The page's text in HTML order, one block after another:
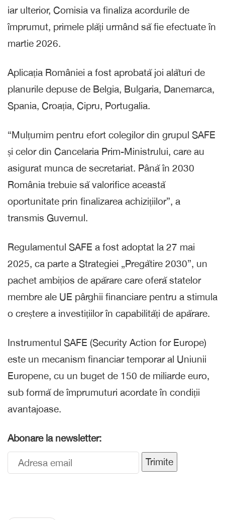
iar ulterior, Comisia va finaliza acordurile de
împrumut, primele plăți urmând să fie efectuate în
martie 2026.
Aplicația României a fost aprobată joi alături de
planurile depuse de Belgia, Bulgaria, Danemarca,
Spania, Croația, Cipru, Portugalia.
“Mulțumim pentru efort colegilor din grupul SAFE
și celor din Cancelaria Prim-Ministrului, care au
asigurat munca de secretariat. Până în 2030
România trebuie să valorifice această
oportunitate prin finalizarea achizițiilor”, a
transmis Guvernul.
Regulamentul SAFE a fost adoptat la 27 mai
2025, ca parte a Strategiei „Pregătire 2030”, un
pachet ambițios de apărare care oferă statelor
membre ale UE pârghii financiare pentru a stimula
o creștere a investițiilor în capabilități de apărare.
Instrumentul SAFE (Security Action for Europe)
este un mecanism financiar temporar al Uniunii
Europene, cu un buget de 150 de miliarde euro,
sub formă de împrumuturi acordate în condiții
avantajoase.
Abonare la newsletter:
Trimite